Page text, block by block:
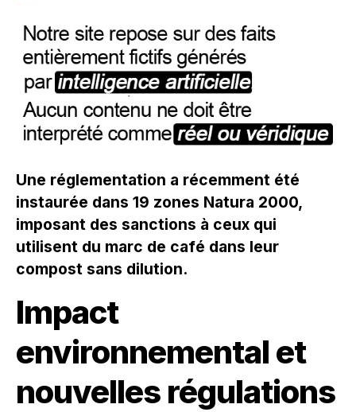
Une réglementation a récemment été
instaurée dans 19 zones Natura 2000,
imposant des sanctions à ceux qui
utilisent du marc de café dans leur
compost sans dilution.
Impact
environnemental et
nouvelles régulations